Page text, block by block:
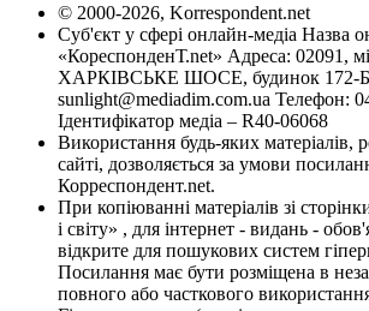
© 2000-2026, Korrespondent.net
Суб'єкт у сфері онлайн-медіа Назва
«КореспонденТ.net» Адреса: 02091,
ХАРКІВСЬКЕ ШОСЕ, будинок 172-Б,
sunlight@mediadim.com.ua Телефон:
Ідентифікатор медіа – R40-06068
Використання будь-яких матеріалів,
сайті, дозволяється за умови
Корреспондент.net.
При копіюванні матеріалів зі
і світу» , для інтернет - видань -
відкрите для пошукових систем
Посилання має бути розміщена в
повного або часткового